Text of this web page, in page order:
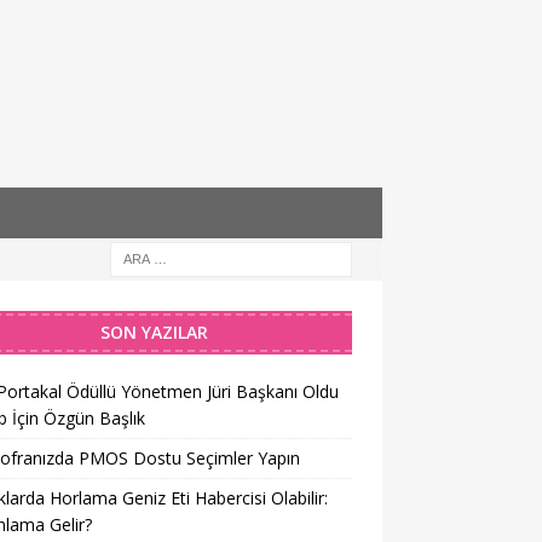
SON YAZILAR
Ödüllü Yönetmen Jüri Başkanı Oldu
İçin Özgün Başlık
PMOS Dostu Seçimler Yapın
Horlama Geniz Eti Habercisi Olabilir:
Gelir?